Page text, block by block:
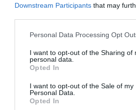
Downstream Participants that may
Please note that this website/app uses
not limited to your visit or usage
grant or deny consent to Google and
use your data for below specified
consent section.
Personal Data Processing Opt
I want to opt-out of the Sharing of
personal data.
Opted In
I want to opt-out of the Sale of my
Personal Data.
Opted In
2021. szeptember 09 |Eger ügye
illetve oktatáspolitikai intézkedések terén,
magyarok szavazati jogai kapcsán is
KARÁCSONY GERGELY A